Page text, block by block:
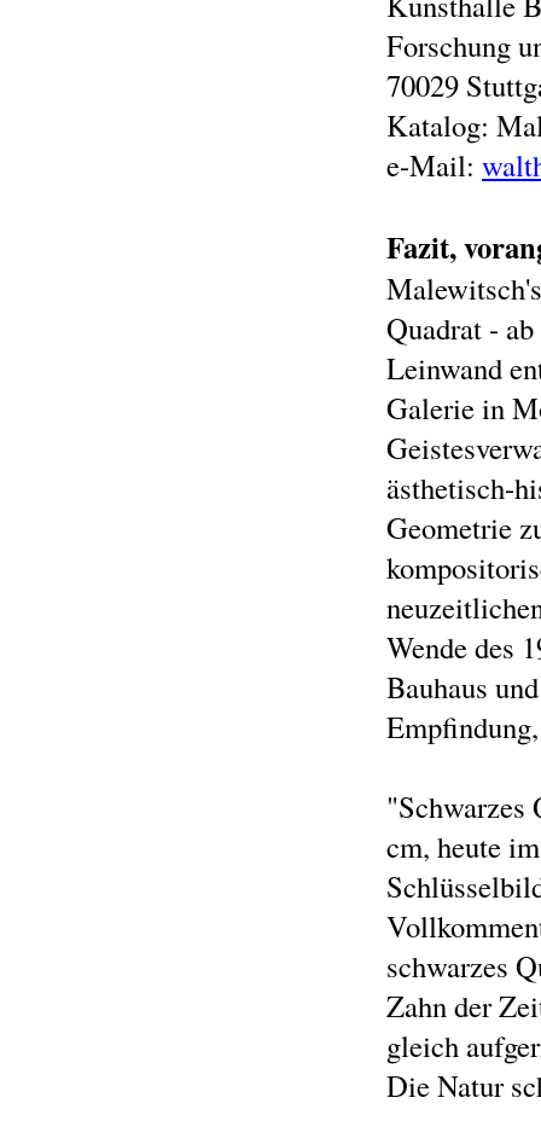
Forschung
70029
Katalog:
e-Mail:
Fazit,
Quadrat -
Leinwand
Galerie in
ästhetisch-
Geometrie
Wende des
Bauhaus
"Schwarzes
cm, heute
schwarzes
Zahn der
gleich
Die Natur